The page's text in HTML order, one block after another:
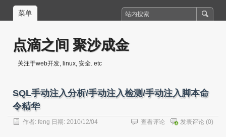
菜单
点滴之间 聚沙成金
关注于web开发, linux, 安全. etc
SQL手动注入分析/手动注入检测/手动注入脚本命
令精华
作者: feng 日期: 2010/12/04 发表评论 (0)
查看评论